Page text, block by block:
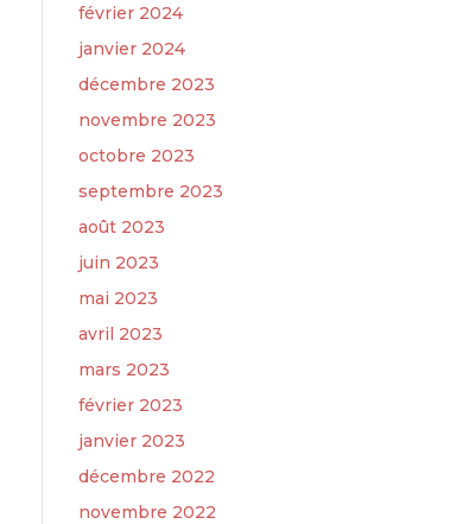
février 2024
janvier 2024
décembre 2023
novembre 2023
octobre 2023
septembre 2023
août 2023
juin 2023
mai 2023
avril 2023
mars 2023
février 2023
janvier 2023
décembre 2022
novembre 2022